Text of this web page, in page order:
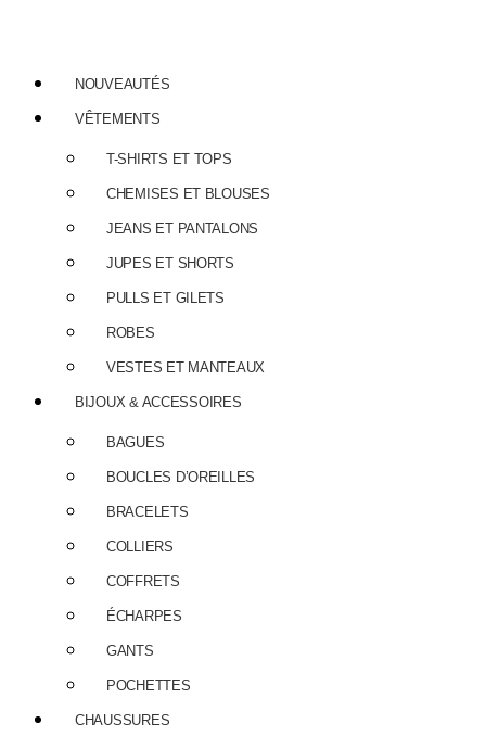
NOUVEAUTÉS
VÊTEMENTS
T-SHIRTS ET TOPS
CHEMISES ET BLOUSES
JEANS ET PANTALONS
JUPES ET SHORTS
PULLS ET GILETS
ROBES
VESTES ET MANTEAUX
BIJOUX & ACCESSOIRES
BAGUES
BOUCLES D’OREILLES
BRACELETS
COLLIERS
COFFRETS
ÉCHARPES
GANTS
POCHETTES
CHAUSSURES